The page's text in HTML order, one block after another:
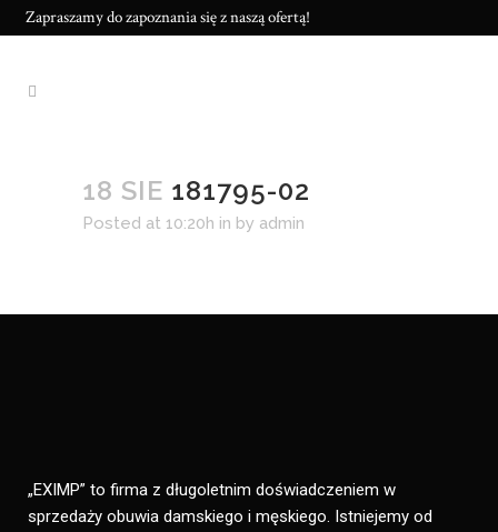
Zapraszamy do zapoznania się z naszą ofertą!
18 SIE 181795-02
Posted at 10:20h in by admin
„EXIMP” to firma z długoletnim doświadczeniem w
sprzedaży obuwia damskiego i męskiego. Istniejemy od